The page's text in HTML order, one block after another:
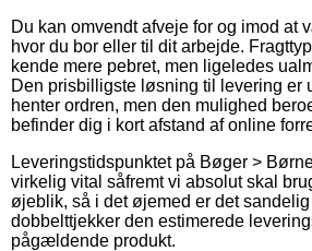
Du kan omvendt afveje for og imod at
hvor du bor eller til dit arbejde.
kende mere pebret, men ligeledes
Den prisbilligste løsning til levering er
henter ordren, men den mulighed
befinder dig i kort afstand af online
Leveringstidspunktet på Bøger >
virkelig vital såfremt vi absolut skal
øjeblik, så i det øjemed er det
dobbelttjekker den estimerede
pågældende produkt.